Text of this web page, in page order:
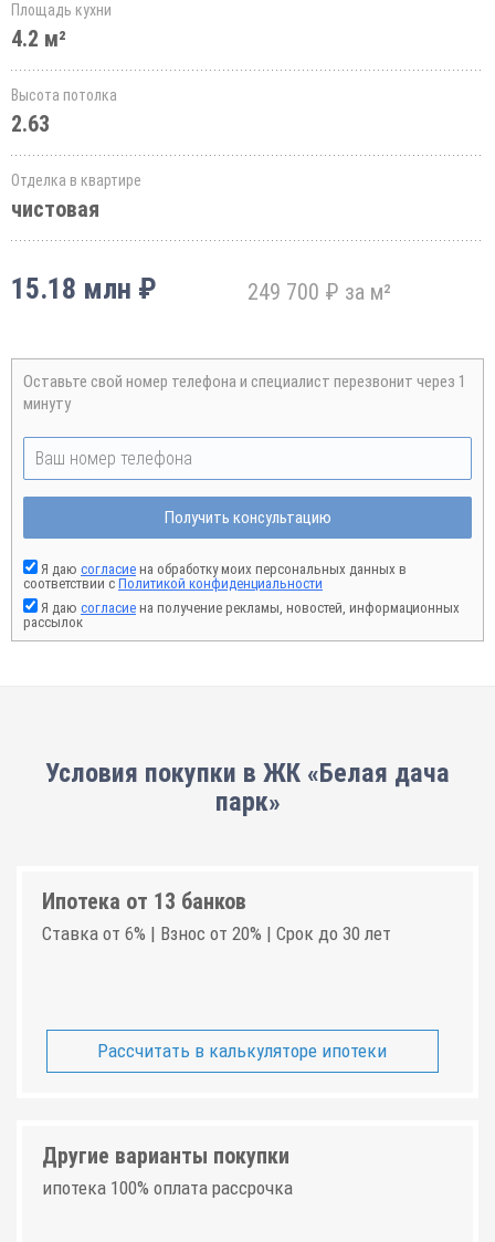
Площадь кухни
4.2 м²
Высота потолка
2.63
Отделка в квартире
чистовая
15.18 млн ₽ 249 700 ₽ за м²
Оставьте свой номер телефона и специалист перезвонит через 1
минуту
Получить консультацию
Я даю согласие на обработку моих персональных данных в
соответствии с Политикой конфиденциальности
Я даю согласие на получение рекламы, новостей, информационных
рассылок
Условия покупки в ЖК «Белая дача
парк»
Ипотека от 13 банков
Ставка от 6% | Взнос от 20% | Срок до 30 лет
Рассчитать в калькуляторе ипотеки
Другие варианты покупки
ипотека 100% оплата рассрочка